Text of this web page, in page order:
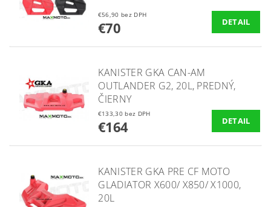
€56,90 bez DPH
€70 DETAIL
KANISTER GKA CAN-AM
OUTLANDER G2, 20L, PREDNÝ,
ČIERNY
€133,30 bez DPH
€164 DETAIL
KANISTER GKA PRE CF MOTO
GLADIATOR X600/ X850/ X1000,
20L